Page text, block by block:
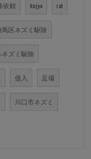
依頼 kujyo rat
馬区ネズミ駆除
ネズミ駆除
侵入 足場
川口市ネズミ